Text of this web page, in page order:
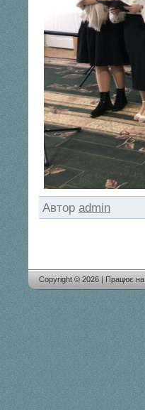
Автор admin
Copyright © 2026 | Працює на